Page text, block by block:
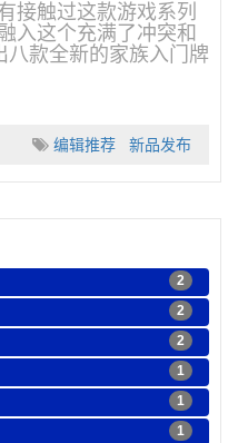
接触过这款游戏系列
入这个充满了冲突和
八款全新的家族入门牌
编辑推荐 新品发布
2
2
2
1
1
1